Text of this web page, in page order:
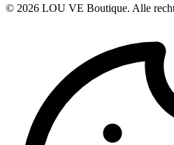
© 2026 LOU VE Boutique. Alle